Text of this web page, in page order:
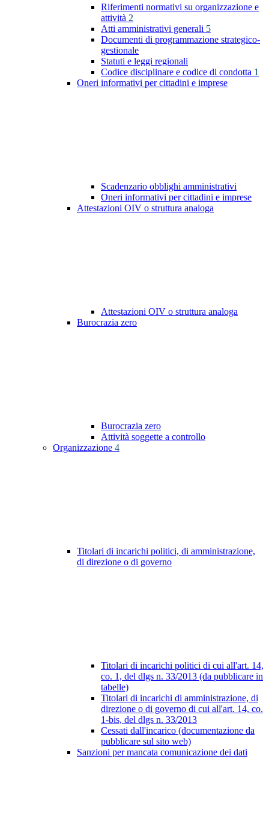
Riferimenti normativi su organizzazione e
attività 2
Atti amministrativi generali 5
Documenti di programmazione strategico-
gestionale
Statuti e leggi regionali
Codice disciplinare e codice di condotta 1
Oneri informativi per cittadini e imprese
Scadenzario obblighi amministrativi
Oneri informativi per cittadini e imprese
Attestazioni OIV o struttura analoga
Attestazioni OIV o struttura analoga
Burocrazia zero
Burocrazia zero
Attività soggette a controllo
Organizzazione 4
Titolari di incarichi politici, di amministrazione,
di direzione o di governo
Titolari di incarichi politici di cui all'art. 14,
co. 1, del dlgs n. 33/2013 (da pubblicare in
tabelle)
Titolari di incarichi di amministrazione, di
direzione o di governo di cui all'art. 14, co.
1-bis, del dlgs n. 33/2013
Cessati dall'incarico (documentazione da
pubblicare sul sito web)
Sanzioni per mancata comunicazione dei dati